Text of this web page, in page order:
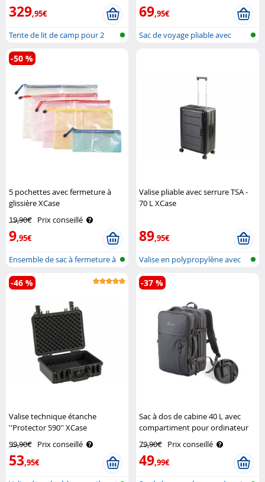
329,95€
Tente de lit de camp pour 2
personn..
69,95€
Sac de voyage pliable avec
5 pochettes avec fermeture à
glissière XCase
19,90€ Prix conseillé
9,95€
-50 %
Ensemble de sac à fermeture à
gliss..
Valise pliable avec serrure TSA -
70 L XCase
89,95€
Valise en polypropylène avec
souffl..
Valise technique étanche
''Protector 590'' XCase
99,90€ Prix conseillé
53,95€
-46 %
Sac à dos de cabine 40 L avec
compartiment pour ordinateur
79,90€ Prix conseillé
49,99€
-37 %